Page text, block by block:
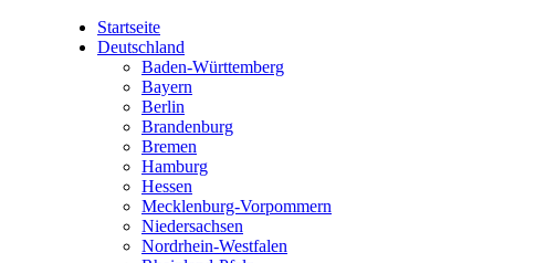
Startseite
Deutschland
Baden-Württemberg
Bayern
Berlin
Brandenburg
Bremen
Hamburg
Hessen
Mecklenburg-Vorpommern
Niedersachsen
Nordrhein-Westfalen